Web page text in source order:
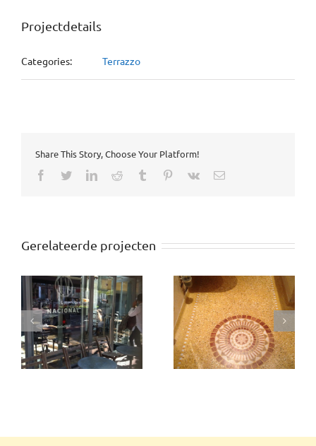
Projectdetails
Categories: Terrazzo
Share This Story, Choose Your Platform!
Facebook
TwitterLinkedInReddit Tumblr Pinterest
Vk Email
Gerelateerde projecten
Terrazzo
badkamervloer
Terrazzo